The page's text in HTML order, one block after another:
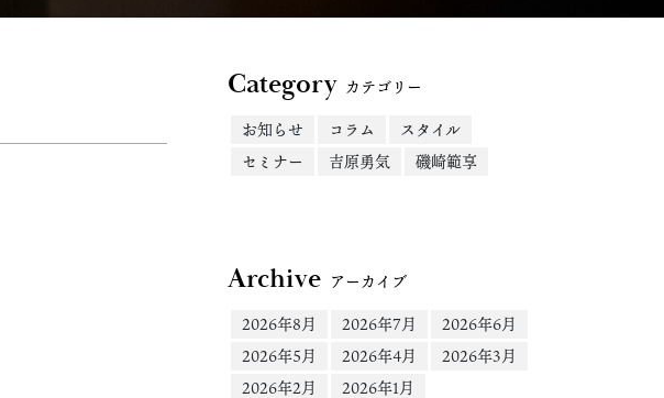
Categoryカテゴリー
お知らせ
コラム
スタイル
セミナー
吉原勇気 磯崎範享
Archive アーカイブ
2026年8月
2026年7月
2026年6月
2026年5月
2026年4月
2026年3月
2026年2月
2026年1月